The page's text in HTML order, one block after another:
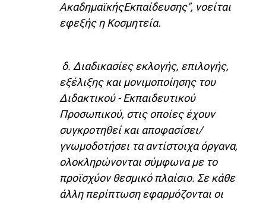
ΑκαδημαϊκήςΕκπαίδευσης", νοείται
εφεξής η Κοσμητεία.
δ. Διαδικασίες εκλογής, επιλογής,
εξέλιξης και μονιμοποίησης του
Διδακτικού - Εκπαιδευτικού
Προσωπικού, στις οποίες έχουν
συγκροτηθεί και αποφασίσει/
γνωμοδοτήσει τα αντίστοιχα όργανα,
ολοκληρώνονται σύμφωνα με το
προϊσχύον θεσμικό πλαίσιο. Σε κάθε
άλλη περίπτωση εφαρμόζονται οι